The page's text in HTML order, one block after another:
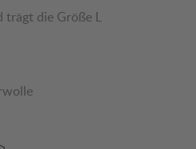
trägt die Größe L